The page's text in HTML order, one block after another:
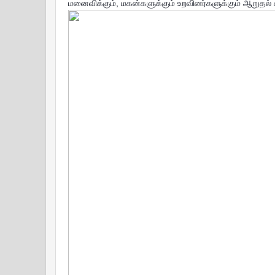
மனைவிக்கும், மகன்களுக்கும் உறவினர்களுக்கும் ஆறுதல்